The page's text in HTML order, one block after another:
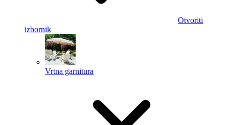
Otvoriti
izbornik
Vrtna garnitura